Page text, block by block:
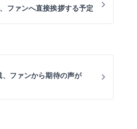
ファンへ直接挨拶する予定
ファンから期待の声が